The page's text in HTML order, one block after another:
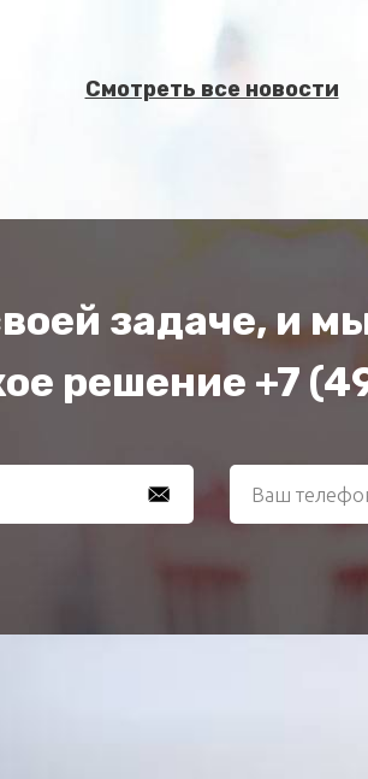
Смотреть все новости
задаче, и
решение +7